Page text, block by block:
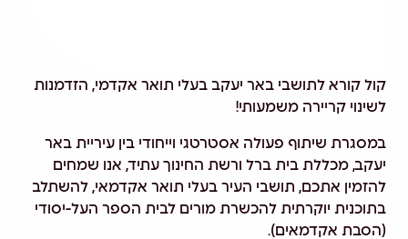
קול קורא לתושבי באר יעקב בעלי תואר אקדמי, הזדמנות
לשינוי קריירה משמעותי!
במסגרת שיתוף פעולה אסטרטגי וייחודי בין עיריית באר
יעקב, מכללת בית ברל ורשת החינוך עתיד, אנו שמחים
להזמין אתכם, תושבי העיר בעלי תואר אקדמאי, להשתלב
בתוכנית יוקרתית להכשרת מורים לבית הספר העל-יסודי
(הסבת אקדמאים).